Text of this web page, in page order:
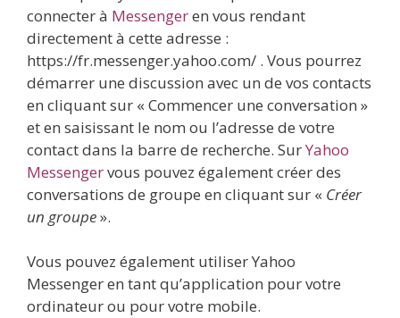
connecter à Messengeren vous rendant
directement à cette adresse :
https://fr.messenger.yahoo.com/ . Vous pourrez
démarrer une discussion avec un de vos contacts
en cliquant sur « Commencer une conversation »
et en saisissant le nom ou l’adresse de votre
contact dans la barre de recherche. SurYahoo
Messengervous pouvez également créer des
conversations de groupe en cliquant sur « Créer
un groupe».
Vous pouvez également utiliser Yahoo
Messenger en tant qu’application pour votre
ordinateur ou pour votre mobile.